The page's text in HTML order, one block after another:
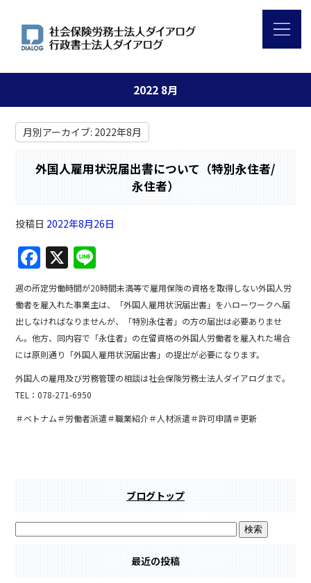
2022 8月
月別アーカイブ: 2022年8月
外国人雇用状況届出書について（特別永住者/
永住者）
投稿日 2022年8月26日
F
a
c
e
b
o
o
k
X
n
e
週の所定労働時間が20時間未満等で雇用保険の資格を取得しない外国人労
働者を雇入れた事業主は、「外国人雇用状況届出書」をハローワークへ届
出しなければなりませんが、「特別永住者」の方の届出は必要ありませ
ん。他方、同内容で「永住者」の在留資格の外国人労働者を雇入れた場合
には原則通り「外国人雇用状況届出書」の提出が必要になります。
外国人の雇用及び労務管理の相談は社会保険労務士法人ダイアログまで。
TEL：078-271-6950
＃ベトナム＃労働者派遣＃職業紹介＃人材派遣＃許可申請＃更新
ブログトップ
最近の投稿